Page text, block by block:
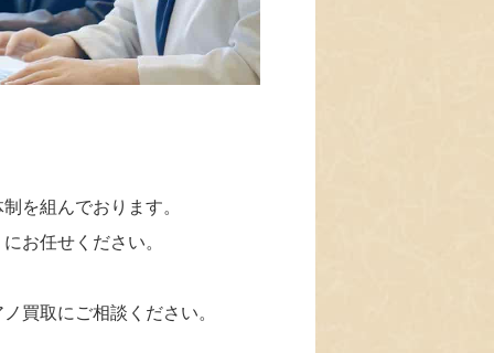
を組んでおります。
お任せください。
買取にご相談ください。